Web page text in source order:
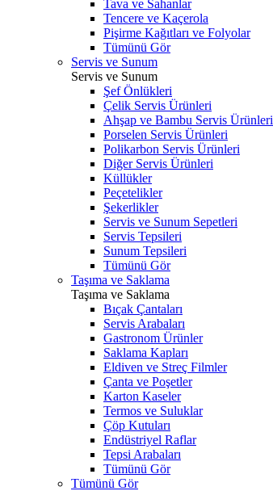
Tava ve Sahanlar
Tencere ve Kaçerola
Pişirme Kağıtları ve Folyolar
Tümünü Gör
Servis ve Sunum
Servis ve Sunum
Şef Önlükleri
Çelik Servis Ürünleri
Ahşap ve Bambu Servis Ürünleri
Porselen Servis Ürünleri
Polikarbon Servis Ürünleri
Diğer Servis Ürünleri
Küllükler
Peçetelikler
Şekerlikler
Servis ve Sunum Sepetleri
Servis Tepsileri
Sunum Tepsileri
Tümünü Gör
Taşıma ve Saklama
Taşıma ve Saklama
Bıçak Çantaları
Servis Arabaları
Gastronom Ürünler
Saklama Kapları
Eldiven ve Streç Filmler
Çanta ve Poşetler
Karton Kaseler
Termos ve Suluklar
Çöp Kutuları
Endüstriyel Raflar
Tepsi Arabaları
Tümünü Gör
Tümünü Gör